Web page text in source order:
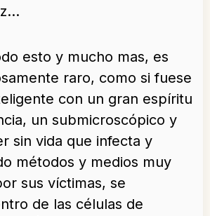
esto y mucho mas, es
raro, como si fuese
con un gran espíritu
un submicroscópico y
sin vida que infecta y
métodos y medios muy
sus víctimas, se
de las células de